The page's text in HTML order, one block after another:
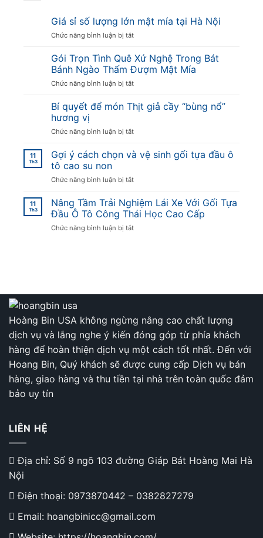
285.000 ₫
Giá sỉ số lượng lớn mật mía tại Hà Nội
Chức năng bình luận bị tắtở
sỉ
số
lượng
lớn
mía
Nội
Gói Trọn Tình Quê Xứ Nghệ Trong Bát
Bánh Ngào Thấm Đượm Mật Mía
Chức năng bình luận bị tắtở
Trọn
Tình
Xứ
Trong
Ngào
Đượm
Mật
Bí quyết để món Thịt giả cầy “bùng nổ”
hương vị
Chức năng bình luận bị tắtở
quyết
để
Thịt
cầy
“bùng
hương
11
Th3
Gợi ý cách chọn và vệ sinh gối tựa đầu ô
tô cao su non
Chức năng bình luận bị tắtở
ý
cách
chọn
và
su
non
11
Th3
Nâng Tầm Trải Nghiệm Lái Xe Với Gối Tựa
Đầu Ô Tô Công Thái Học Cao Cấp
Chức năng bình luận bị tắtở
Tựa
Đầu
Ô
Tô
Công
Thái
Học
Hoàng Bin USA không ngừng nâng cao chất lượng
dịch vụ và lắng nghe ý kiến đóng góp từ phía khách
hàng để hoàn thiện dịch vụ một cách tốt nhất. Đến với
Hoang Bin, Quý khách sẽ được cung cấp Dịch vụ bán
hàng, giao hàng và thu tiền tại nhà trên toàn quốc đảm
bảo uy tín
LIÊN HỆ
Địa chỉ: Số 9 ngõ 103 đường Giáp Bát Hoàng Mai Hà
Nội
Điện thoại: 0973870442 – 0382827279
Email: hoangbinicc@gmail.com